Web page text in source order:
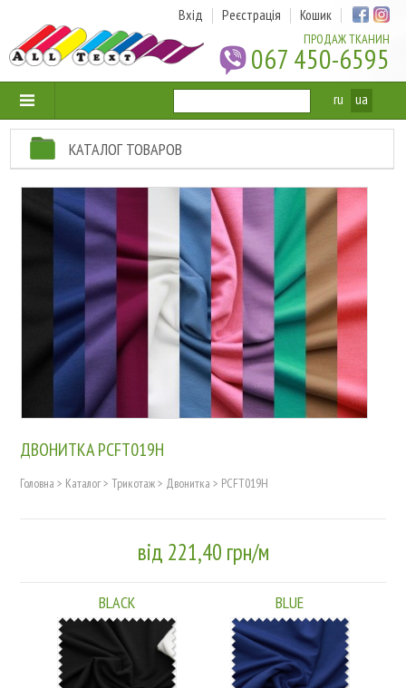
ПРОДАЖ ТКАНИН
067 450-6595
Вхід Реєстрація Кошик
ru ua
КАТАЛОГ ТОВАРОВ
ДВОНИТКА PCFT019H
Головна > Каталог> Трикотаж> Двонитка > PCFT019H
від 221,40 грн/м
BLACK BLUE